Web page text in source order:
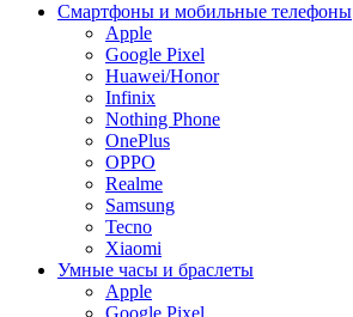
Смартфоны и мобильные телефоны
Apple
Google Pixel
Huawei/Honor
Infinix
Nothing Phone
OnePlus
OPPO
Realme
Samsung
Tecno
Xiaomi
Умные часы и браслеты
Apple